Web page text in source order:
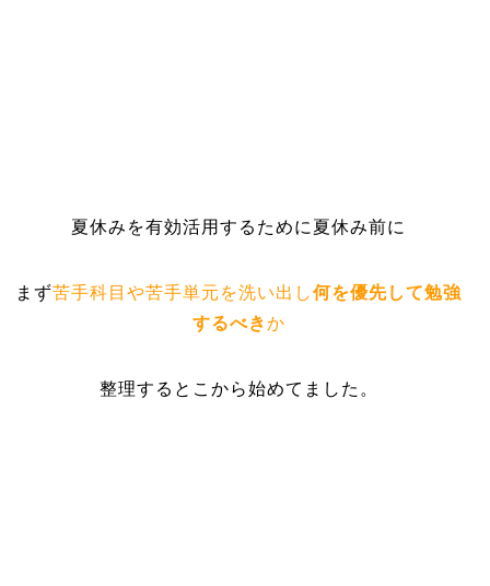
夏休みを有効活用するために夏休み前に
まず苦手科目や苦手単元を洗い出し何を優先して勉強
するべきか
整理するとこから始めてました 。